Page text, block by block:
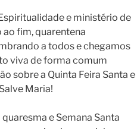
e ministério de
ao fim, quarentena
a todos e chegamos
viva de forma comum
sobre a Quinta Feira Santa e
Maria!
e Semana Santa